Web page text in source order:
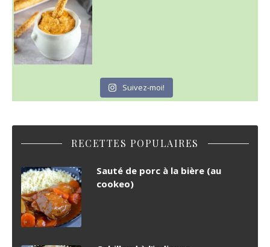
Suivez-moi!
RECETTES POPULAIRES
Sauté de porc à la bière (au
cookeo)